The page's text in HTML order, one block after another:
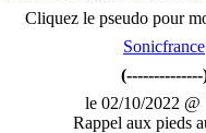
Cliquez le pseudo pour
Sonicfrance
(--------------
le 02/10/2022 @
Rappel aux pieds